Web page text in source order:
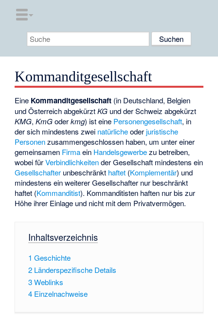
Kommanditgesellschaft
Eine Kommanditgesellschaft (in Deutschland, Belgien
und Österreich abgekürztKG und der Schweiz abgekürzt
KMG,KmGoderkmg) ist eine Personengesellschaft, in
der sich mindestens zwei natürlicheoder juristische
Personenzusammengeschlossen haben, um unter einer
gemeinsamen Firmaein Handelsgewerbezu betreiben,
wobei fürVerbindlichkeitender Gesellschaft mindestens ein
Gesellschafter unbeschränkt haftet (Komplementär) und
mindestens ein weiterer Gesellschafter nur beschränkt
haftet (Kommanditist). Kommanditisten haften nur bis zur
Höhe ihrer Einlage und nicht mit dem Privatvermögen.
Inhaltsverzeichnis
1 Geschichte
2 Länderspezifische Details
3Weblinks
4 Einzelnachweise